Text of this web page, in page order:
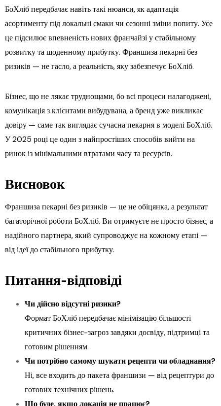
БоХліб передбачає навіть такі нюанси, як адаптація
асортименту під локальні смаки чи сезонні зміни попиту. Усе
це підсилює впевненість нових франчайзі у стабільному
розвитку та щоденному прибутку. Франшиза пекарні без
ризиків — не гасло, а реальність, яку забезпечує БоХліб.
Бізнес, що не лякає труднощами, бо всі процеси налагоджені,
комунікація з клієнтами вибудувана, а бренд уже викликає
довіру — саме так виглядає сучасна пекарня в моделі БоХліб.
У 2025 році це один з найпростіших способів вийти на
ринок із мінімальними втратами часу та ресурсів.
Висновок
Франшиза пекарні без ризиків — це не обіцянка, а результат
багаторічної роботи БоХліб. Ви отримуєте не просто бізнес, а
надійного партнера, який супроводжує на кожному етапі —
від ідеї до стабільного прибутку.
Питання-відповіді
Чи дійсно відсутні ризики?
Формат БоХліб передбачає мінімізацію більшості
критичних бізнес-загроз завдяки досвіду, підтримці та
готовим рішенням.
Чи потрібно самому шукати рецепти чи обладнання?
Ні, все входить до пакета франшизи — від рецептури до
готових технічних рішень.
Що буде, якщо локація не працює?